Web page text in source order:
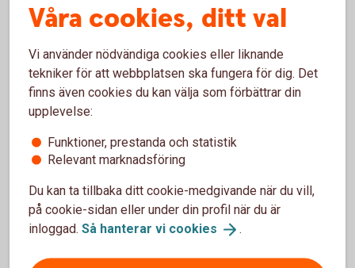
blir lägre. Hellre lite men regelbundet. Hitta det sätt
att spara på som passar dig, din ekonomi och dina
mål.
Spara och placera
Trygghet
Vi hjälper dig med liv- och sakförsäkringar. Och du
kan få råd om familjejuridik, till exempel testamente,
arv & gåva.
Försäkringar
Våra cookies, ditt val
Vi använder nödvändiga cookies eller liknande
tekniker för att webbplatsen ska fungera för dig. Det
finns även cookies du kan välja som förbättrar din
upplevelse:
Funktioner, prestanda och statistik
Relevant marknadsföring
Du kan ta tillbaka ditt cookie-medgivande när du vill,
på cookie-sidan eller under din profil när du är
inloggad. Så hanterar vi cookies .